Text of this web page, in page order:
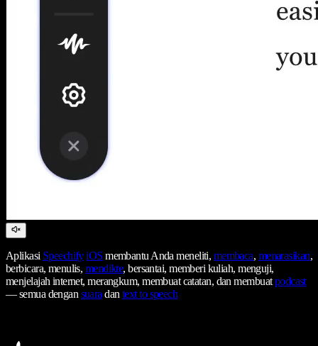
Aplikasi Speechify iOS membantu Anda meneliti, membaca, menarasikan,
berbicara, menulis, mendikte, bersantai, memberi kuliah, menguji,
menjelajah internet, merangkum, membuat catatan, dan membuatpodcast
— semua dengansuaradantext to speech